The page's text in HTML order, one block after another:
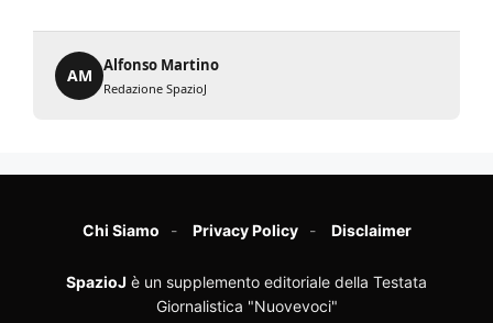
AM
Alfonso Martino
Redazione SpazioJ
Chi Siamo Privacy Policy Disclaimer
SpazioJ è un supplemento editoriale della Testata
Giornalistica "Nuovevoci"